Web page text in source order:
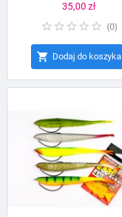
Cena
35,00 zł
(0)
 Dodaj do koszyka